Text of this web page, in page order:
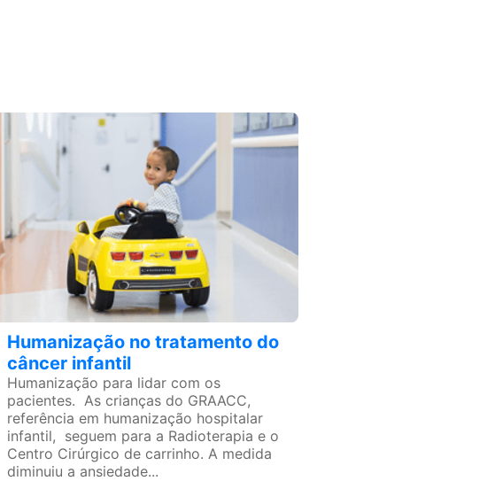
Humanização no tratamento do
câncer infantil
Humanização para lidar com os
pacientes. As crianças do GRAACC,
referência em humanização hospitalar
infantil, seguem para a Radioterapia e o
Centro Cirúrgico de carrinho. A medida
diminuiu a ansiedade...